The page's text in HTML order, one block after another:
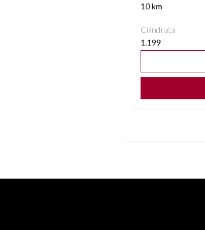
10 km
Cilindrata
1.199